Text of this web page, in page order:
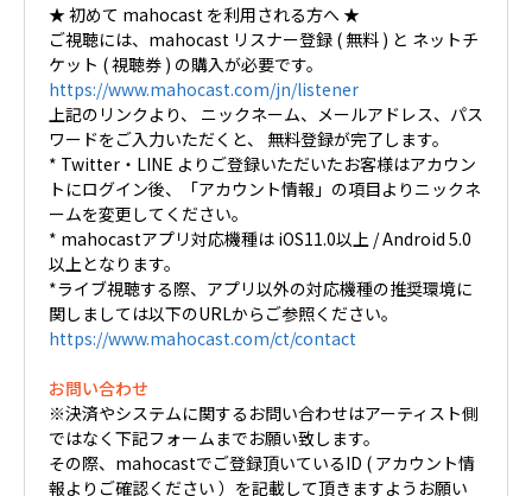
★ 初めて mahocast を利用される方へ ★
ご視聴には、mahocast リスナー登録 ( 無料 ) と ネットチ
ケット ( 視聴券 ) の購入が必要です。
https://www.mahocast.com/jn/listener
上記のリンクより、 ニックネーム、メールアドレス、パス
ワードをご入力いただくと、 無料登録が完了します。
* Twitter・LINE よりご登録いただいたお客様はアカウン
トにログイン後、「アカウント情報」の項目よりニックネ
ームを変更してください。
* mahocastアプリ対応機種は iOS11.0以上 / Android 5.0
以上となります。
*ライブ視聴する際、アプリ以外の対応機種の推奨環境に
関しましては以下のURLからご参照ください。
https://www.mahocast.com/ct/contact
お問い合わせ
※決済やシステムに関するお問い合わせはアーティスト側
ではなく下記フォームまでお願い致します。
その際、mahocastでご登録頂いているID ( アカウント情
報よりご確認ください ）を記載して頂きますようお願い